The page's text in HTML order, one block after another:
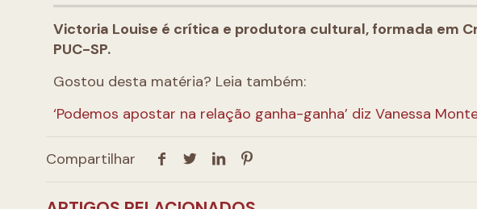
Victoria Louise é crítica e produtora cultural, formada em
PUC-SP.
Gostou desta matéria? Leia também:
‘Podemos apostar na relação ganha-ganha’ diz Vanessa
Compartilhar